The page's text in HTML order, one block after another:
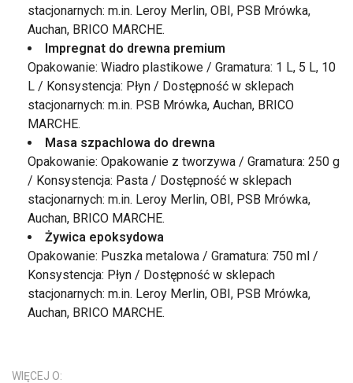
stacjonarnych: m.in. Leroy Merlin, OBI, PSB Mrówka,
Auchan, BRICO MARCHE.
Impregnat do drewna premium
Opakowanie: Wiadro plastikowe / Gramatura: 1 L, 5 L, 10
L / Konsystencja: Płyn / Dostępność w sklepach
stacjonarnych: m.in. PSB Mrówka, Auchan, BRICO
MARCHE.
Masa szpachlowa do drewna
Opakowanie: Opakowanie z tworzywa / Gramatura: 250 g
/ Konsystencja: Pasta / Dostępność w sklepach
stacjonarnych: m.in. Leroy Merlin, OBI, PSB Mrówka,
Auchan, BRICO MARCHE.
Żywica epoksydowa
Opakowanie: Puszka metalowa / Gramatura: 750 ml /
Konsystencja: Płyn / Dostępność w sklepach
stacjonarnych: m.in. Leroy Merlin, OBI, PSB Mrówka,
Auchan, BRICO MARCHE.
WIĘCEJ O: